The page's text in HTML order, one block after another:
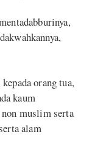
orang tua,
kaum
muslim serta
alam